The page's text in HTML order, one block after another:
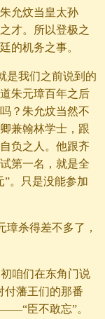
允炆当皇太孙
才。所以登极之
的机务之事。
是我们之前说到的
朱元璋百年之后
？朱允炆当然不
兼翰林学士，跟
负之人。他跟齐
第一名，就是全
”。只是没能参加
杀得差不多了，
咱们在东角门说
付藩王们的那番
臣不敢忘”。